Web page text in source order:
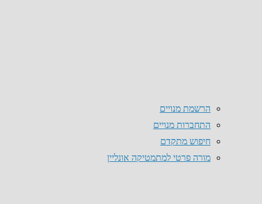
הרשמת מנויים
התחברות מנויים
חיפוש מתקדם
מורה פרטי למתמטיקה אונליין